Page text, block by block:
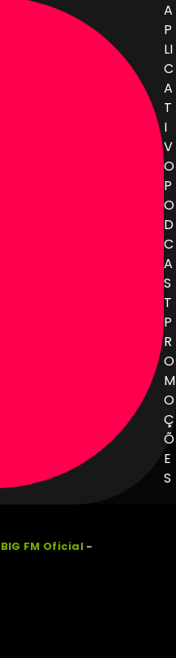
A
P
LI
C
A
T
I
V
O
P
O
D
C
A
S
T
P
R
O
M
O
Ç
Õ
E
S
FM Oficial -